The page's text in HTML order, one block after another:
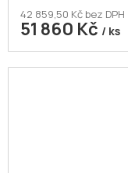
42 859,50 Kč bez DPH
51 860 Kč / ks